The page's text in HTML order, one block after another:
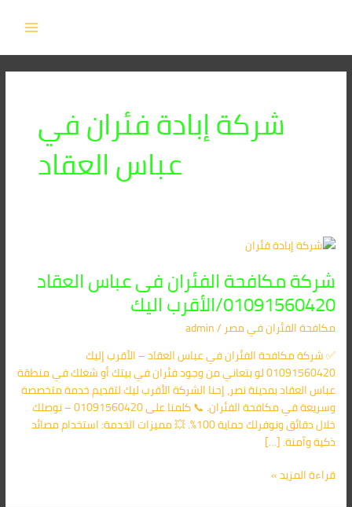
شركة إبادة فئران في
عباس العقاد
شركة مكافحة الفئران فى عباس العقاد
01091560420/الأقرب اليك
مكافحة الفئران​ في مصر/
admin
✅ شركة مكافحة الفئران في عباس العقاد – الأقرب إليك
01091560420 لو بتعاني من وجود فئران في بيتك أو شغلك في منطقة
عباس العقاد بمدينة نصر، إحنا الشركة الأقرب ليك لتقديم خدمة متخصصة
وسريعة في مكافحة الفئران. 📞 كلمنا على 01091560420 – نوصلك
خلال دقائق ونوفرلك حماية 100%. 💥 مميزات الخدمة: استخدام مصائد
ذكية وآمنة. […]
شركة
الفئران
فى
عباس
العقاد
الأقرب
اليك
قراءة المزيد »